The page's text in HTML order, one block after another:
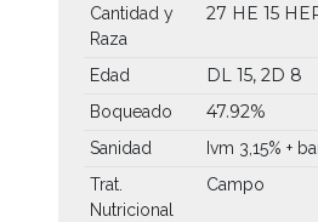
Cantidad y
Raza
27 HE 15
Edad DL 15, 2D 8
Boqueado 47.92%
Sanidad
Ivm 3,15% +
Trat.
Nutricional
Campo